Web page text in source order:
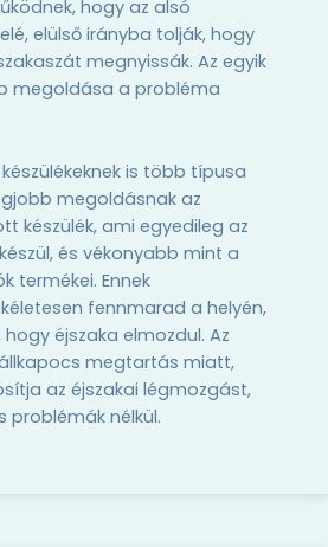
hogy az alsó
elülső irányba tolják, hogy
megnyissák. Az egyik
megoldása a probléma
is több típusa
megoldásnak az
készülék, ami egyedileg az
és vékonyabb mint a
termékei. Ennek
fennmarad a helyén,
éjszaka elmozdul. Az
megtartás miatt,
az éjszakai légmozgást,
problémák nélkül.